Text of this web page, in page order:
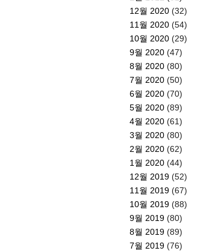
12월 2020 (32)
11월 2020 (54)
10월 2020 (29)
9월 2020 (47)
8월 2020 (80)
7월 2020 (50)
6월 2020 (70)
5월 2020 (89)
4월 2020 (61)
3월 2020 (80)
2월 2020 (62)
1월 2020 (44)
12월 2019 (52)
11월 2019 (67)
10월 2019 (88)
9월 2019 (80)
8월 2019 (89)
7월 2019 (76)